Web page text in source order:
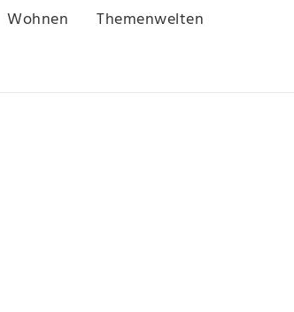
Wohnen
Themenwelten